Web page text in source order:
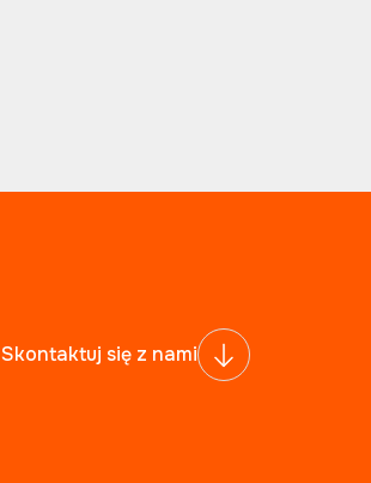
Skontaktuj się z nami